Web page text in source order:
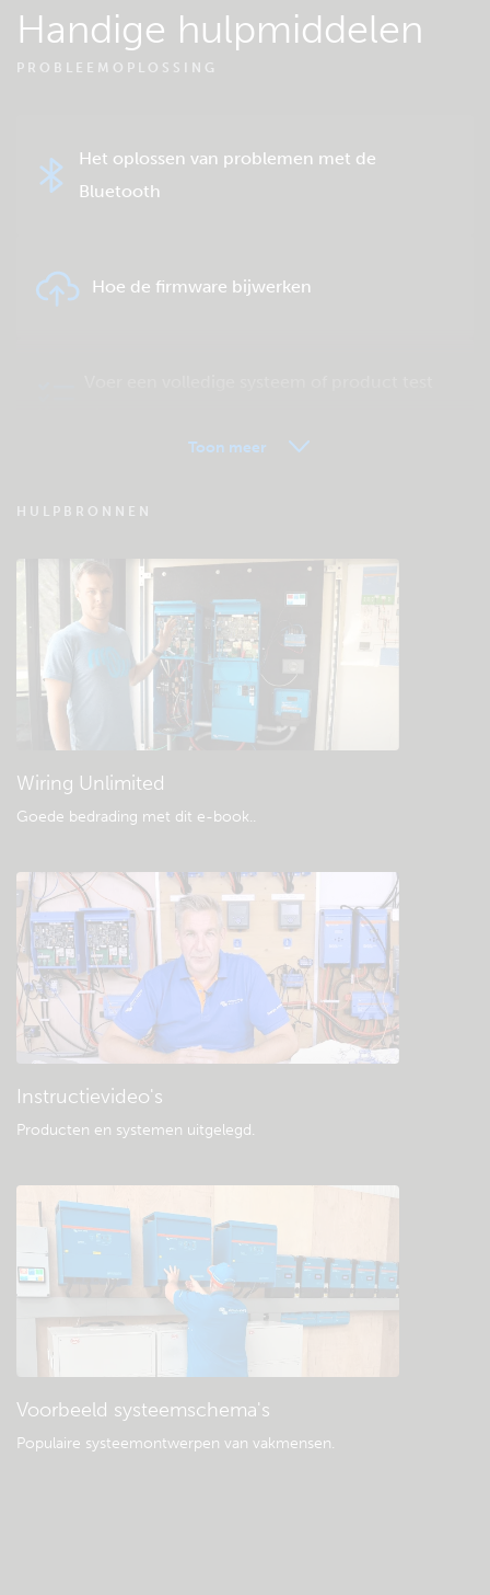
Handige hulpmiddelen
PROBLEEMOPLOSSING
Het oplossen van problemen met de
Bluetooth
Hoe de firmware bijwerken
VRM - Veel gestelde vragen
Bekijk de Community kennisbank
Algemene downloads & documentatie
Toon meer
HULPBRONNEN
Wiring Unlimited
Goede bedrading met dit e-book..
Instructievideo's
Producten en systemen uitgelegd.
Voorbeeld systeemschema's
Populaire systeemontwerpen van vakmensen.